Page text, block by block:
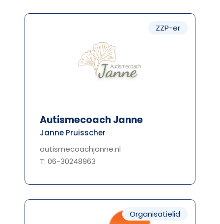
ZZP-er
Autismecoach Janne
Janne Pruisscher
autismecoachjanne.nl
T: 06-30248963
Organisatielid